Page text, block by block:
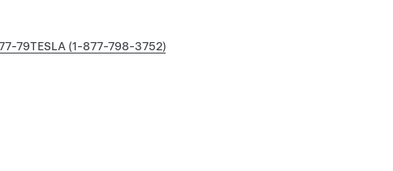
79TESLA (1-877-798-3752)